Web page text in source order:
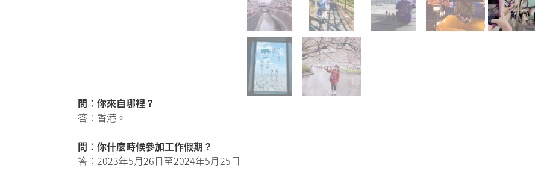
問︰你來自哪裡？
答︰香港。
問︰你什麼時候參加工作假期？
答：2023年5月26日至2024年5月25日